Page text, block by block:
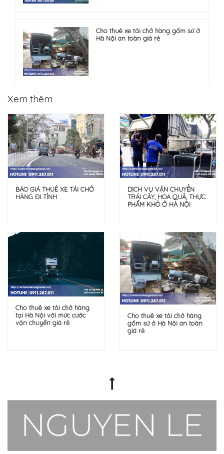
Cho thuê xe tải chở hàng gốm sứ ở
Hà Nội an toàn giá rẻ
Xem thêm
BÁO GIÁ THUÊ XE TẢI CHỞ
HÀNG ĐI TỈNH
DỊCH VỤ VẬN CHUYỂN
TRÁI CÂY, HOA QUẢ, THỰC
PHẨM KHÔ Ở HÀ NỘI
Cho thuê xe tải chở hàng
tại Hà Nội với mức cước
vận chuyển giá rẻ
Cho thuê xe tải chở hàng
gốm sứ ở Hà Nội an toàn
giá rẻ